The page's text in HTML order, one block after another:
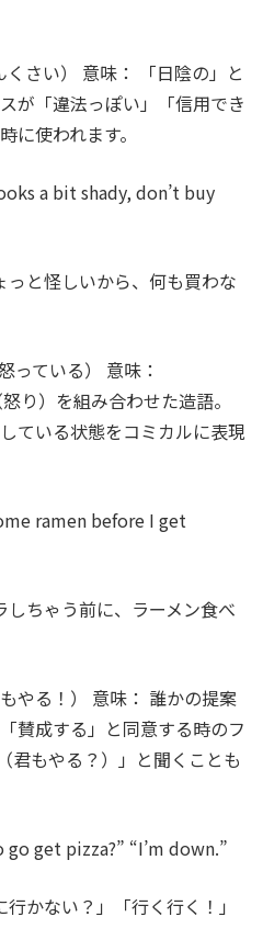
さい） 意味：
「日陰の」と
が「違法っぽい」「信用でき
に使われます。
a bitshady, don’t buy
っと怪しいから、何も買わな
ている）
意味：
り）を組み合わせた造語。
ている状態をコミカルに表現
ramen before I get
しちゃう前に、ラーメン食べ
やる！） 意味： 誰かの提案
賛成する」と同意する時のフ
君もやる？）」と聞くことも
get pizza?” “I’m down.”
行かない？」「行く行く！」